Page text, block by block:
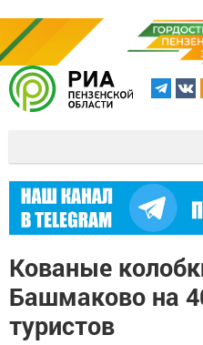
Кованые
Башмаково на
туристов